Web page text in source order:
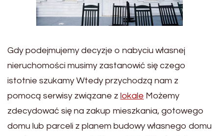
Gdy podejmujemy decyzje o nabyciu własnej
nieruchomości musimy zastanowić się czego
istotnie szukamy Wtedy przychodzą nam z
pomocą serwisy związane z lokale Możemy
zdecydować się na zakup mieszkania, gotowego
domu lub parceli z planem budowy własnego domu